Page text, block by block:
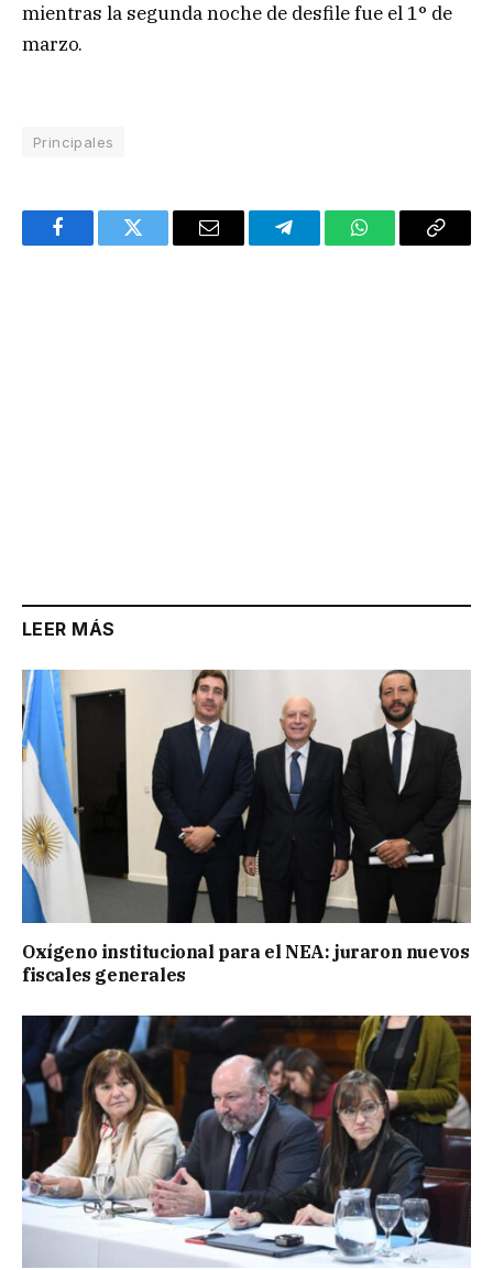
mientras la segunda noche de desfile fue el 1° de
marzo.
Principales
FacebookTwitter Email TelegramWhatsAppCopy
LEER MÁS
Oxígeno institucional para el NEA: juraron nuevos
fiscales generales